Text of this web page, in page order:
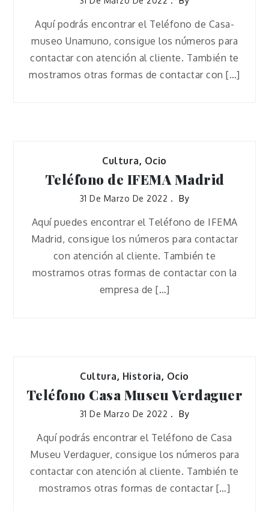
Aquí podrás encontrar el Teléfono de Casa-
museo Unamuno, consigue los números para
contactar con atención al cliente. También te
mostramos otras formas de contactar con […]
Cultura, Ocio
Teléfono de IFEMA Madrid
31 De Marzo De 2022 By
Aquí puedes encontrar el Teléfono de IFEMA
Madrid, consigue los números para contactar
con atención al cliente. También te
mostramos otras formas de contactar con la
empresa de […]
Cultura, Historia, Ocio
Teléfono Casa Museu Verdaguer
31 De Marzo De 2022 By
Aquí podrás encontrar el Teléfono de Casa
Museu Verdaguer, consigue los números para
contactar con atención al cliente. También te
mostramos otras formas de contactar […]